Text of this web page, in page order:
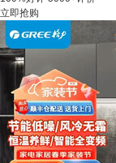
立即抢购